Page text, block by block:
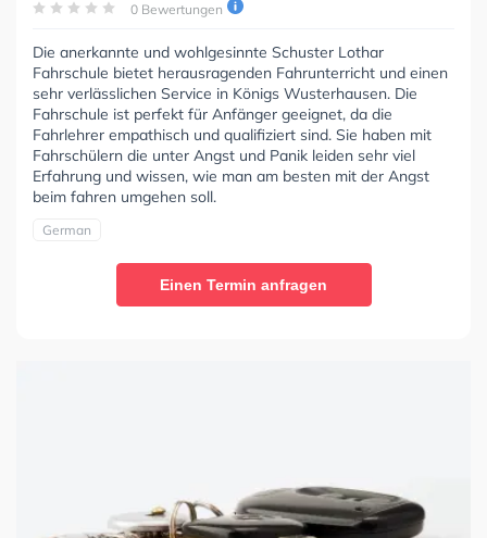
0 Bewertungen
Die anerkannte und wohlgesinnte Schuster Lothar
Fahrschule bietet herausragenden Fahrunterricht und einen
sehr verlässlichen Service in Königs Wusterhausen. Die
Fahrschule ist perfekt für Anfänger geeignet, da die
Fahrlehrer empathisch und qualifiziert sind. Sie haben mit
Fahrschülern die unter Angst und Panik leiden sehr viel
Erfahrung und wissen, wie man am besten mit der Angst
beim fahren umgehen soll.
German
Einen Termin anfragen